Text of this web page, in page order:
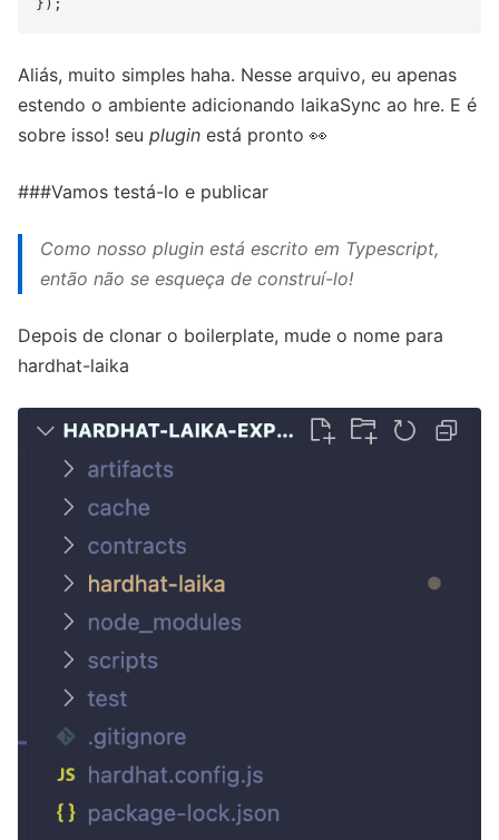
Aliás, muito simples haha. Nesse arquivo, eu apenas
estendo o ambiente adicionando laikaSync ao hre. E é
sobre isso! seu plugin está pronto 👀
###Vamos testá-lo e publicar
Como nosso plugin está escrito em Typescript,
então não se esqueça de construí-lo!
Depois de clonar o boilerplate, mude o nome para
hardhat-laika